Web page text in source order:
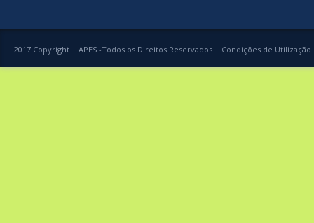
2017 Copyright | APES -Todos os Direitos Reservados | Condições de Utilização